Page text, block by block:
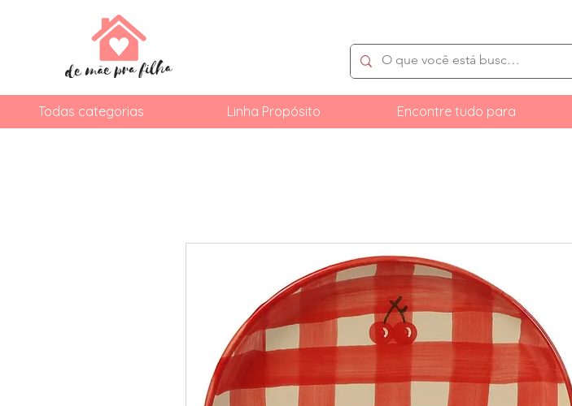
Todas categorias Linha Propósito Encontre tudo para